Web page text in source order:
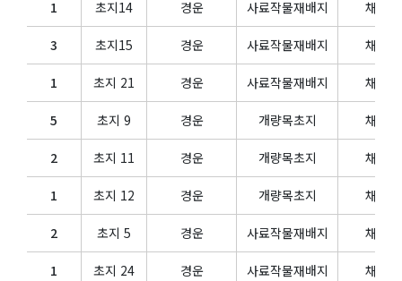
연구/실습지원
신청안내
신청내역
알림마당
공지사항
목장뉴스
규정 및 세칙
1 초지14 경운 사료작물재배지 채초지
3 초지15 경운 사료작물재배지 채초지
1 초지 21 경운 사료작물재배지 채초지
5 초지 9 경운 개량목초지 채초지
2 초지 11 경운 개량목초지 채초지
1 초지 12 경운 개량목초지 채초지
2 초지 5 경운 사료작물재배지 채초지
1 초지 24 경운 사료작물재배지 채초지